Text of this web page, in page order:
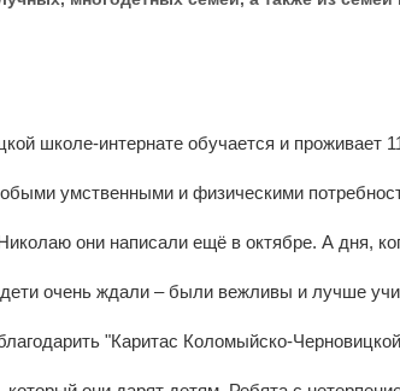
школе-интернате обучается и проживает
умственными и физическими
они написали ещё в октябре. А дня,
дети очень ждали – были вежливы и лучше
"Каритас Коломыйско-